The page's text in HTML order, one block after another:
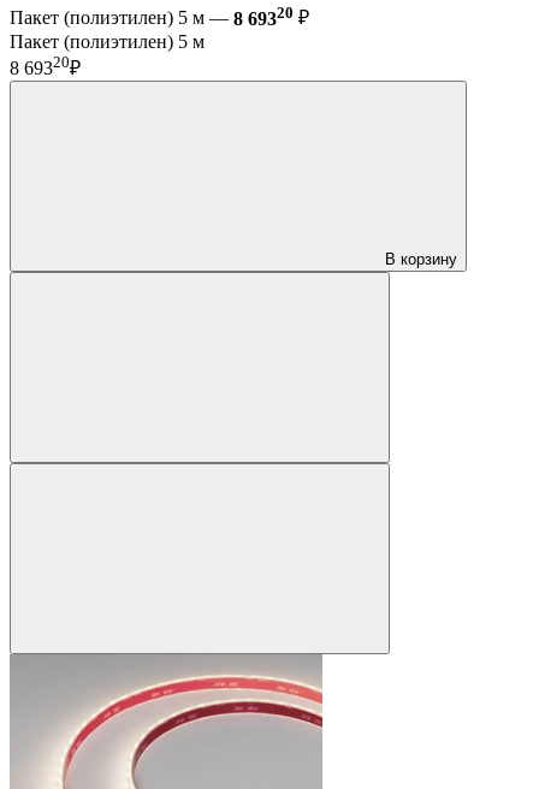
Пакет (полиэтилен) 5 м — 8 69320 ₽
Пакет (полиэтилен) 5 м
8 69320₽
В корзину